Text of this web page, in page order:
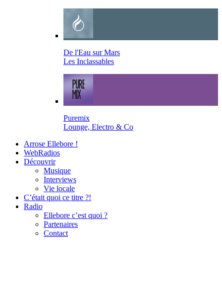
De l'Eau sur Mars
Les Inclassables
Puremix
Lounge, Electro & Co
Arrose Ellebore !
WebRadios
Découvrir
Musique
Interviews
Vie locale
C’était quoi ce titre ?!
Radio
Ellebore c’est quoi ?
Partenaires
Contact